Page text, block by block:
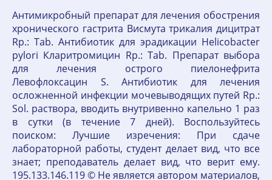
Антимикробный препарат для лечения обострения
хронического гастрита Висмута трикалия дицитрат
Rp.: Tab. Антибиотик для эрадикации Helicobacter
pylori Кларитромицин Rp.: Tab. Препарат выбора
для лечения острого пиелонефрита
Левофлоксацин S. Антибиотик для лечения
осложненной инфекции мочевыводящих путей Rp.:
Sol. раствора, вводить внутривенно капельно 1 раз
в сутки (в течение 7 дней). Воспользуйтесь
поиском: Лучшие изречения: При сдаче
лабораторной работы, студент делает вид, что все
знает; преподаватель делает вид, что верит ему.
195.133.146.119 © Не является автором материалов,